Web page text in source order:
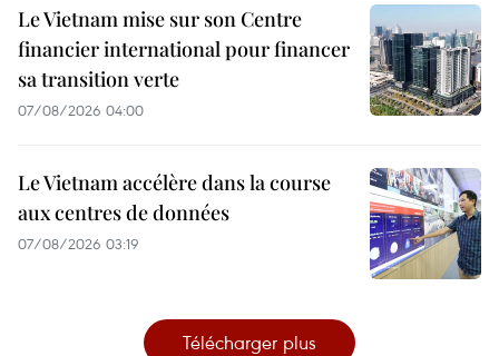
Le Vietnam mise sur son Centre
financier international pour financer
sa transition verte
07/08/2026 04:00
Le Vietnam accélère dans la course
aux centres de données
07/08/2026 03:19
Télécharger plus